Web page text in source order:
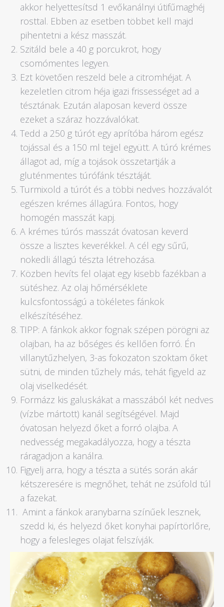
akkor helyettesítsd 1 evőkanálnyi útifűmaghéj
rosttal. Ebben az esetben többet kell majd
pihentetni a kész masszát.
Szitáld bele a 40 g porcukrot, hogy
csomómentes legyen.
Ezt követően reszeld bele a citromhéjat. A
kezeletlen citrom héja igazi frissességet ad a
tésztának. Ezután alaposan keverd össze
ezeket a száraz hozzávalókat.
Tedd a 250 g túrót egy aprítóba három egész
tojással és a 150 ml tejjel együtt. A túró krémes
állagot ad, míg a tojások összetartják a
gluténmentes túrófánk tésztáját.
Turmixold a túrót és a többi nedves hozzávalót
egészen krémes állagúra. Fontos, hogy
homogén masszát kapj.
A krémes túrós masszát óvatosan keverd
össze a lisztes keverékkel. A cél egy sűrű,
nokedli állagú tészta létrehozása.
Közben hevíts fel olajat egy kisebb fazékban a
sütéshez. Az olaj hőmérséklete
kulcsfontosságú a tökéletes fánkok
elkészítéséhez.
TIPP: A fánkok akkor fognak szépen pörögni az
olajban, ha az bőséges és kellően forró. Én
villanytűzhelyen, 3-as fokozaton szoktam őket
sütni, de minden tűzhely más, tehát figyeld az
olaj viselkedését.
Formázz kis galuskákat a masszából két nedves
(vízbe mártott) kanál segítségével. Majd
óvatosan helyezd őket a forró olajba. A
nedvesség megakadályozza, hogy a tészta
ráragadjon a kanálra.
Figyelj arra, hogy a tészta a sütés során akár
kétszeresére is megnőhet, tehát ne zsúfold túl
a fazekat.
Amint a fánkok aranybarna színűek lesznek,
szedd ki, és helyezd őket konyhai papírtörlőre,
hogy a felesleges olajat felszívják.